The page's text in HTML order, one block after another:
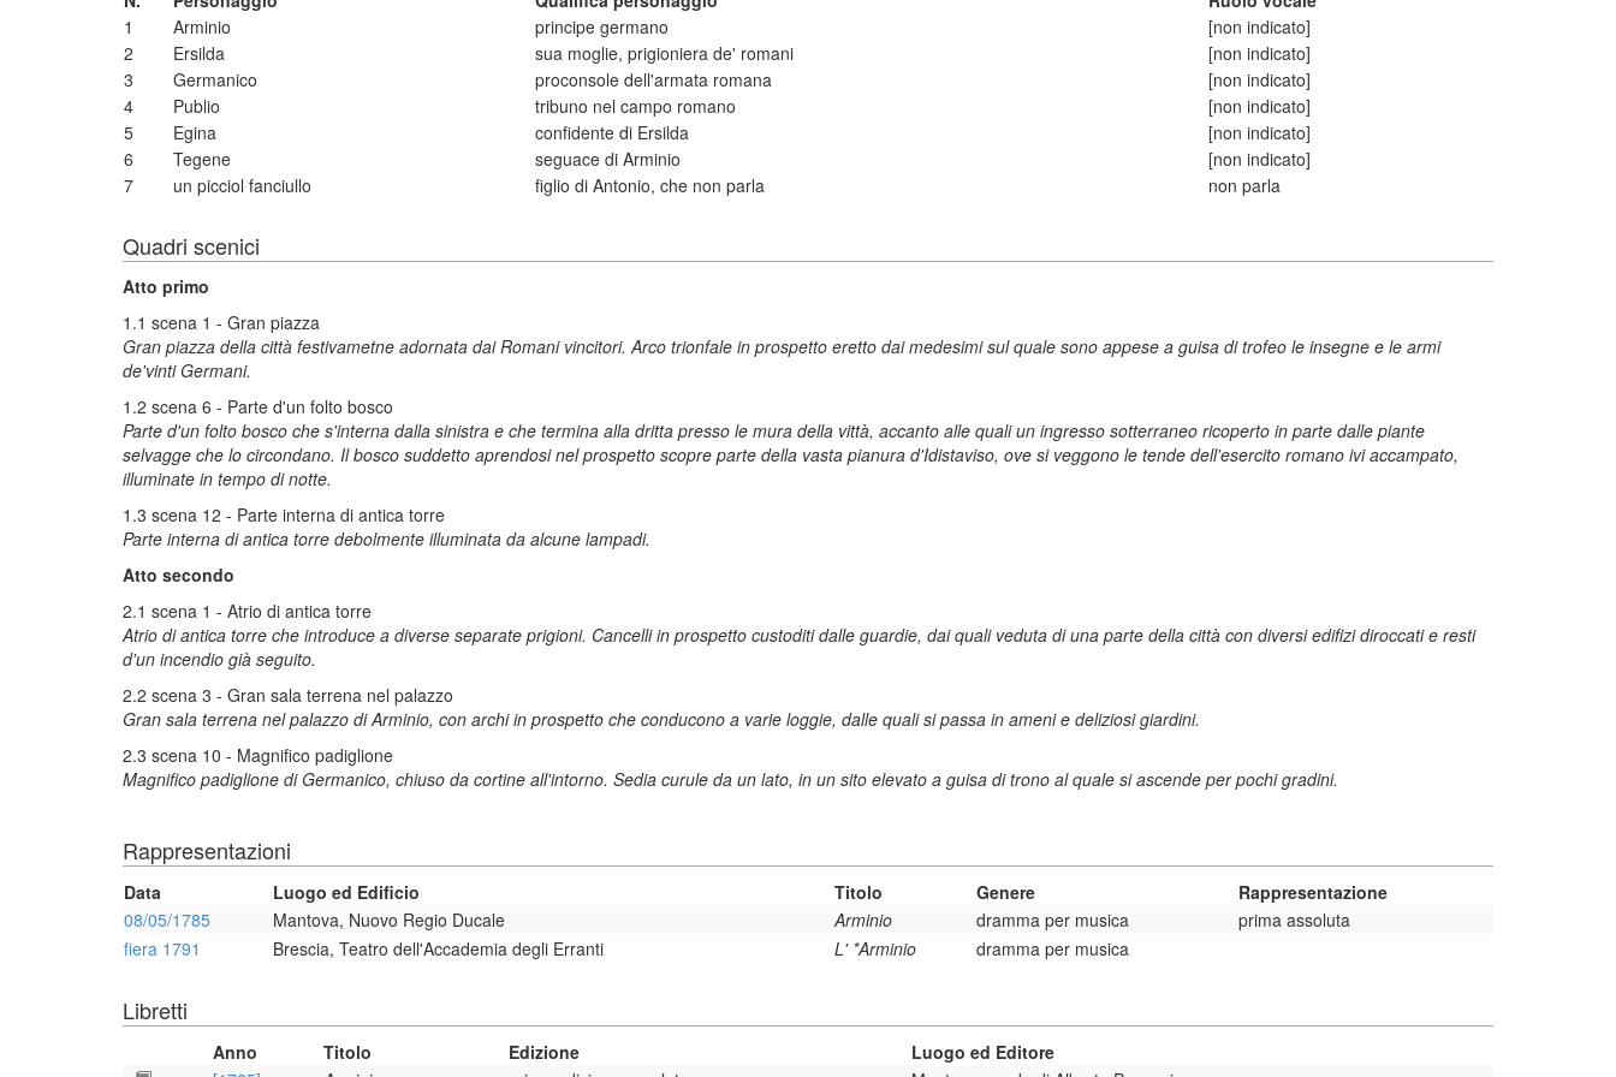
1
Arminio principe germano
[non indicato]
2
Ersilda sua moglie, prigioniera de' romani
[non indicato]
3
Germanico proconsole dell'armata romana
[non indicato]
4
Publio tribuno nel campo romano
[non indicato]
5
Egina confidente di Ersilda
[non indicato]
6
Tegene seguace di Arminio
[non indicato]
7
un picciol fanciullo figlio di Antonio, che non parla non parla
Quadri scenici
Atto primo
1.1 scena 1 - Gran piazza
Gran piazza della città festivametne adornata dai Romani vincitori. Arco trionfale in prospetto eretto dai medesimi sul quale sono appese a guisa di trofeo le insegne e le armi
de'vinti Germani.
1.2 scena 6 - Parte d'un folto bosco
Parte d'un folto bosco che s'interna dalla sinistra e che termina alla dritta presso le mura della vittà, accanto alle quali un ingresso sotterraneo ricoperto in parte dalle piante
selvagge che lo circondano. Il bosco suddetto aprendosi nel prospetto scopre parte della vasta pianura d'Idistaviso, ove si veggono le tende dell'esercito romano ivi accampato,
illuminate in tempo di notte.
1.3 scena 12 - Parte interna di antica torre
Parte interna di antica torre debolmente illuminata da alcune lampadi.
Atto secondo
2.1 scena 1 - Atrio di antica torre
Atrio di antica torre che introduce a diverse separate prigioni. Cancelli in prospetto custoditi dalle guardie, dai quali veduta di una parte della città con diversi edifizi diroccati e resti
d'un incendio già seguito.
2.2 scena 3 - Gran sala terrena nel palazzo
Gran sala terrena nel palazzo di Arminio, con archi in prospetto che conducono a varie loggie, dalle quali si passa in ameni e deliziosi giardini.
2.3 scena 10 - Magnifico padiglione
Magnifico padiglione di Germanico, chiuso da cortine all'intorno. Sedia curule da un lato, in un sito elevato a guisa di trono al quale si ascende per pochi gradini.
Rappresentazioni
Data Luogo ed Edificio Titolo Genere
Rappresentazione
08/05/1785
Mantova, Nuovo Regio Ducale Arminio dramma per musica
prima assoluta
fiera 1791
Brescia, Teatro dell'Accademia degli Erranti L' *Arminio dramma per musica
Libretti
Anno Titolo Edizione
Luogo ed Editore